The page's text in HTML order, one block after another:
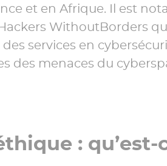
et en Afrique. Il est
WithoutBorders
services en
des menaces du
: qu’est-